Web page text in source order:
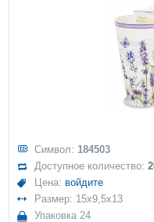
Символ: 184503
Доступное количество:
Цена: войдите
Размер: 15x9,5x13
Упаковка 24